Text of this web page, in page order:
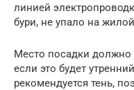
линией
бури, не упало на
Место посадки должно
если это будет
рекомендуется тень,